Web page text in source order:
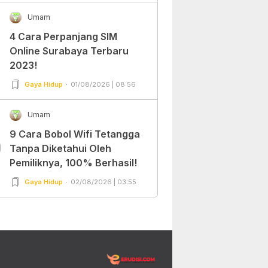
Umam
4 Cara Perpanjang SIM
Online Surabaya Terbaru
2023!
Gaya Hidup 01/08/2026 | 08:56
Umam
9 Cara Bobol Wifi Tetangga
Tanpa Diketahui Oleh
Pemiliknya, 100% Berhasil!
Gaya Hidup 02/08/2026 | 03:55